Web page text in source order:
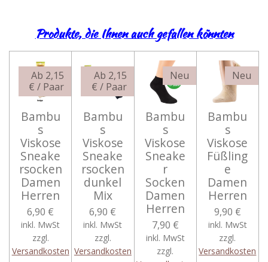
Produkte, die Ihnen auch gefallen könnten
Ab 2,15
€ / Paar
Bambu
s
Viskose
Sneake
rsocken
Damen
Herren
6,90 €
inkl. MwSt
zzgl.
Versandkosten
Ab 2,15
€ / Paar
Bambu
s
Viskose
Sneake
rsocken
dunkel
Mix
6,90 €
inkl. MwSt
zzgl.
Versandkosten
Neu
Bambu
s
Viskose
Sneake
r
Socken
Damen
Herren
7,90 €
inkl. MwSt
zzgl.
Neu
Bambu
s
Viskose
Füßling
e
Damen
Herren
9,90 €
inkl. MwSt
zzgl.
Versandkosten